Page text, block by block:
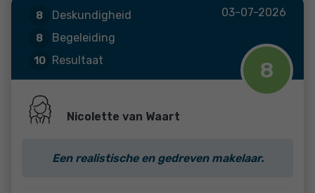
03-07-2026
8
8 Deskundigheid
8 Begeleiding
10 Resultaat
Nicolette van Waart
Een realistische en gedreven makelaar.